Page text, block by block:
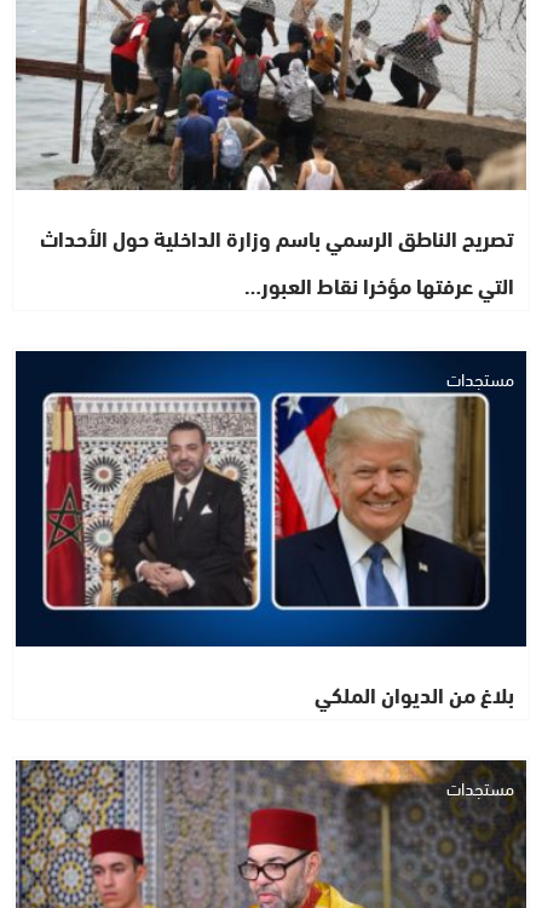
تصريح الناطق الرسمي باسم وزارة الداخلية حول الأحداث
التي عرفتها مؤخرا نقاط العبور…
مستجدات
بلاغ من الديوان الملكي
مستجدات